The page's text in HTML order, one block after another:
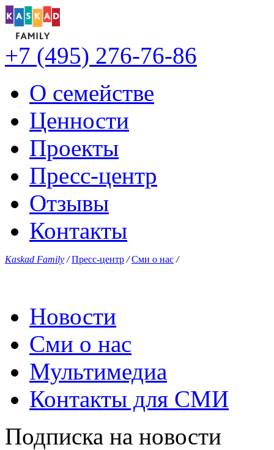
+7 (495) 276-76-86
О семействе
Ценности
Проекты
Пресс-центр
Отзывы
Контакты
Kaskad Family / Пресс-центр / Сми о нас /
Новости
Сми о нас
Мультимедиа
Контакты для СМИ
Подписка на новости